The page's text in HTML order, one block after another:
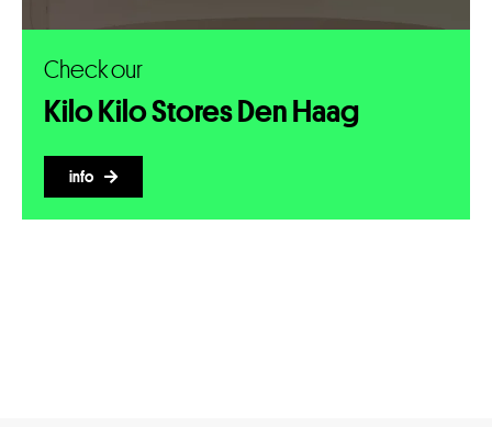
Check our
Kilo Kilo Stores Den Haag
info